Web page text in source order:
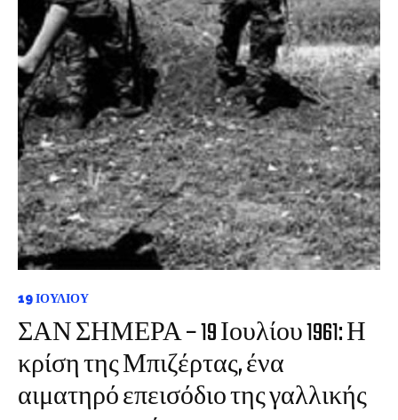
19 ΙΟΥΛΊΟΥ
ΣΑΝ ΣΗΜΕΡΑ – 19 Ιουλίου 1961: Η
κρίση της Μπιζέρτας, ένα
αιματηρό επεισόδιο της γαλλικής